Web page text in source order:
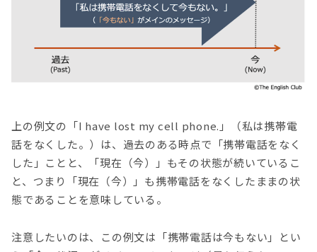
上の例文の「I have lost my cell phone.」（私は携帯電
話をなくした。）は、過去のある時点で「携帯電話をなく
した」ことと、「現在（今）」もその状態が続いているこ
と、つまり「現在（今）」も携帯電話をなくしたままの状
態であることを意味している。
注意したいのは、この例文は「携帯電話は今もない」とい